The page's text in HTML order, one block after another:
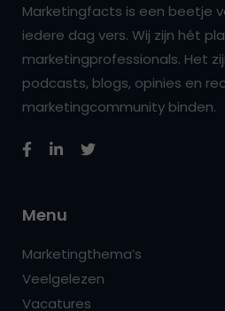
Marketingfacts is een beetje
iedere dag vers. Wij zijn hét
marketingprofessionals. Het
podcasts, blogs, opinies en
marketingcommunity binden.
Menu
Marketingthema’s
Veelgelezen
Vacatures